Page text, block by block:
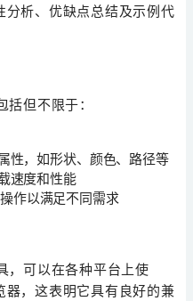
析、优缺点总结及示例代
但不限于：
性，如形状、颜色、路径等
速度和性能
作以满足不同需求
可以在各种平台上使
，这表明它具有良好的兼